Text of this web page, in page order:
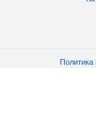
Политика